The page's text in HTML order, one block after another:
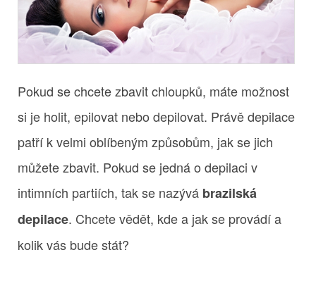
Pokud se chcete zbavit chloupků, máte možnost
si je holit, epilovat nebo depilovat. Právě depilace
patří k velmi oblíbeným způsobům, jak se jich
můžete zbavit. Pokud se jedná o depilaci v
intimních partiích, tak se nazývá brazilská
depilace. Chcete vědět, kde a jak se provádí a
kolik vás bude stát?